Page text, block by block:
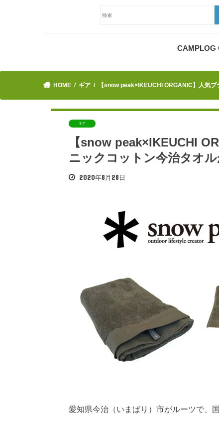
CAMPLOG
HOME ギア 【snow peak×IKEUCHI ORGANIC】人気
ギア
【snow peak×IKEUCHI
ニックコットン今治タオル
2020年8月28日
愛知県今治（いまばり）市がルーツで、